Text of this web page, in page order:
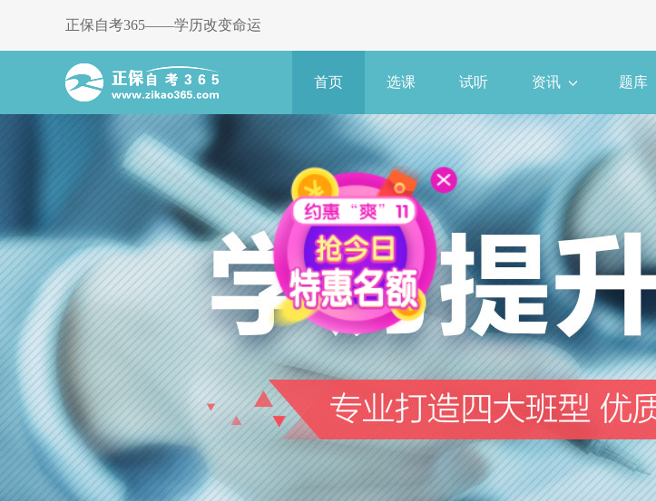
正保自考365——学历改变命运
首页 选课 试听 资讯 题库